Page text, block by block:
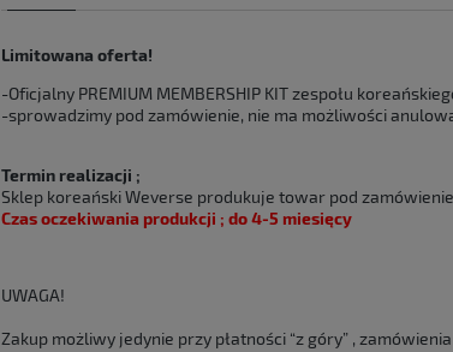
Limitowana oferta!
-Oficjalny PREMIUM MEMBERSHIP KIT zespołu
-sprowadzimy pod zamówienie, nie ma możliwości
Termin realizacji ;
Sklep koreański Weverse produkuje towar pod
Czas oczekiwania produkcji ; do 4-5 miesięcy
UWAGA!
Zakup możliwy jedynie przy płatności “z góry” ,